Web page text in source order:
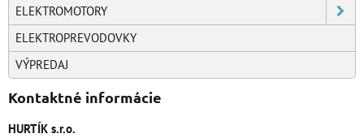
ELEKTROMOTORY
ELEKTROPREVODOVKY
VÝPREDAJ
Kontaktné informácie
HURTÍK s.r.o.